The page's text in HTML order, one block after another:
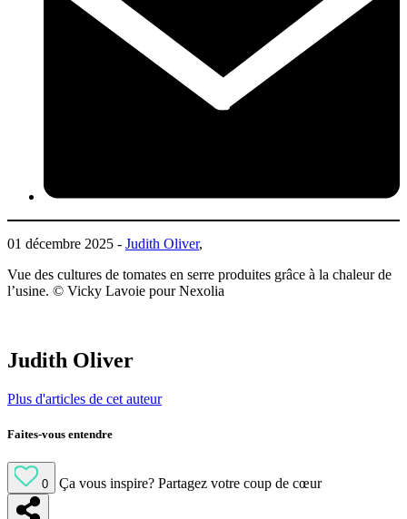
01 décembre 2025 - Judith Oliver,
Vue des cultures de tomates en serre produites grâce à la chaleur de
l’usine. © Vicky Lavoie pour Nexolia
Judith Oliver
Plus d'articles de cet auteur
Faites-vous entendre
0 Ça vous inspire? Partagez votre coup de cœur